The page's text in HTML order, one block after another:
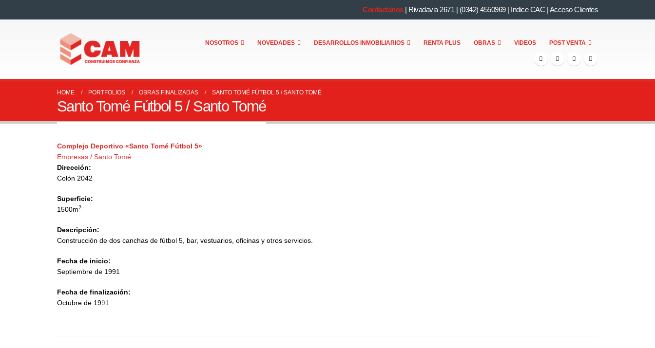
Contactanos| Rivadavia 2671 | (0342) 4550969| Indice CAC |Acceso Clientes
NOSOTROS NOVEDADES DESARROLLOS INMOBILIARIOS RENTA PLUS OBRAS VIDEOS POST VENTA
HOME PORTFOLIOS OBRAS FINALIZADAS SANTO TOMÉ FÚTBOL 5 / SANTO TOMÉ
Santo Tomé Fútbol 5 / Santo Tomé
Complejo Deportivo «Santo Tomé Fútbol 5»
Empresas / Santo Tomé
Dirección:
Colón 2042
Superficie:
1500m2
Descripción:
Construcción de dos canchas de fútbol 5, bar, vestuarios, oficinas y otros servicios.
Fecha de inicio:
Septiembre de 1991
Fecha de finalización:
Octubre de 1991